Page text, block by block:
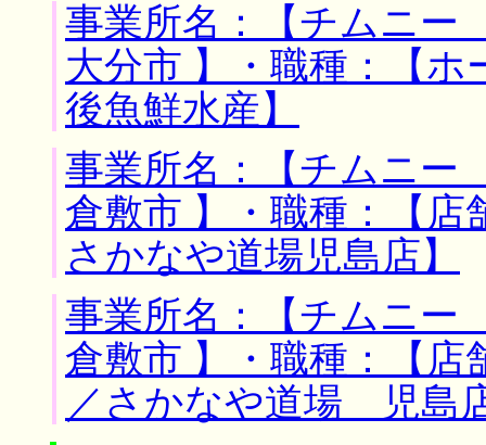
事業所名：【チムニ
大分市 】・職種：【
後魚鮮水産】
事業所名：【チムニ
倉敷市 】・職種：【店
さかなや道場児島店】
事業所名：【チムニ
倉敷市 】・職種：【店
／さかなや道場 児島